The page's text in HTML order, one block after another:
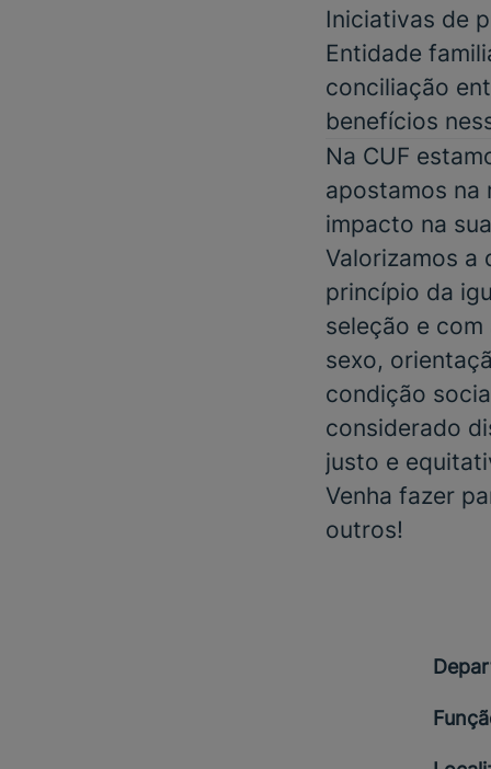
Iniciativas de
Entidade
conciliação
benefícios
Na CUF
apostamos na
impacto na
Valorizamos a
princípio da
seleção e
sexo,
condição
considerado
justo e
Venha fazer
outros!